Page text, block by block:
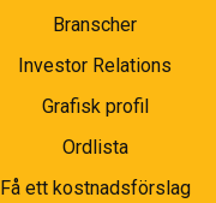
Branscher
Investor Relations
Grafisk profil
Ordlista
Få ett kostnadsförslag